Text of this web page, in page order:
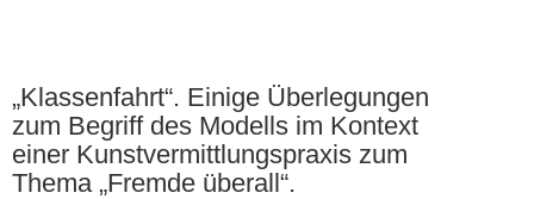
„Klassenfahrt“. Einige Überlegungen
zum Begriff des Modells im Kontext
einer Kunstvermittlungspraxis zum
Thema „Fremde überall“.